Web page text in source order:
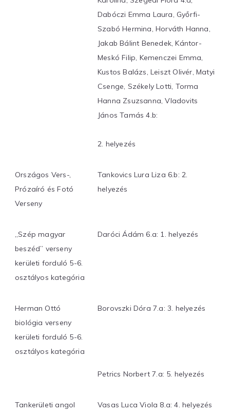
Dabóczi Emma Laura, Győrfi-
Szabó Hermina, Horváth Hanna,
Jakab Bálint Benedek, Kántor-
Meskó Filip, Kemenczei Emma,
Kustos Balázs, Leiszt Olivér, Matyi
Csenge, Székely Lotti, Torma
Hanna Zsuzsanna, Vladovits
János Tamás 4.b:
2. helyezés
Országos Vers-,
Prózaíró és Fotó
Verseny
Tankovics Lura Liza 6.b: 2.
helyezés
„Szép magyar
beszéd” verseny
kerületi forduló 5-6.
osztályos kategória
Daróci Ádám 6.a: 1. helyezés
Herman Ottó
biológia verseny
kerületi forduló 5-6.
osztályos kategória
Borovszki Dóra 7.a: 3. helyezés
Petrics Norbert 7.a: 5. helyezés
Tankerületi angol
Vasas Luca Viola 8.a: 4. helyezés